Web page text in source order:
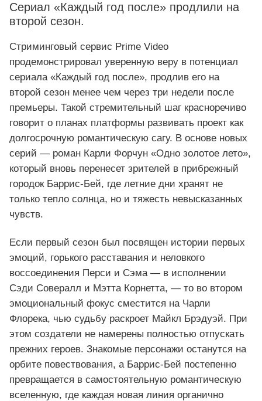
Сериал «Каждый год после» продлили на
второй сезон.
Стриминговый сервис Prime Video
продемонстрировал уверенную веру в потенциал
сериала «Каждый год после», продлив его на
второй сезон менее чем через три недели после
премьеры. Такой стремительный шаг красноречиво
говорит о планах платформы развивать проект как
долгосрочную романтическую сагу. В основе новых
серий — роман Карли Форчун «Одно золотое лето»,
который вновь перенесет зрителей в прибрежный
городок Баррис‑Бей, где летние дни хранят не
только тепло солнца, но и тяжесть невысказанных
чувств.
Если первый сезон был посвящен истории первых
эмоций, горького расставания и неловкого
воссоединения Перси и Сэма — в исполнении
Сэди Совералл и Мэтта Корнетта, — то во втором
эмоциональный фокус сместится на Чарли
Флорека, чью судьбу раскроет Майкл Брэдуэй. При
этом создатели не намерены полностью отпускать
прежних героев. Знакомые персонажи останутся на
орбите повествования, а Баррис‑Бей постепенно
превращается в самостоятельную романтическую
вселенную, где каждая новая линия органично